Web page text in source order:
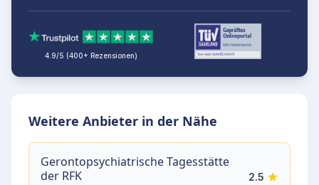
4.9/5 (400+ Rezensionen)
Weitere Anbieter in der Nähe
Gerontopsychiatrische Tagesstätte
der RFK
2.5